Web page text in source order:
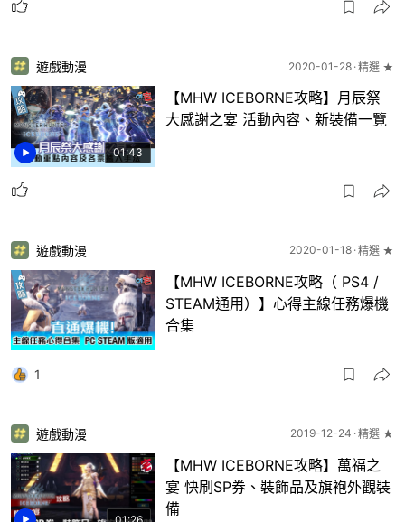
01:43
遊戲動漫 2020-01-28 精選 ★
【MHW ICEBORNE攻略】月辰祭
大感謝之宴 活動內容、新裝備一覽
遊戲動漫 2020-01-18 精選 ★
【MHW ICEBORNE攻略（ PS4 /
STEAM通用）】心得主線任務爆機
合集
1
遊戲動漫 2019-12-24 精選 ★
【MHW ICEBORNE攻略】萬福之
宴 快刷SP券、裝飾品及旗袍外觀裝
備